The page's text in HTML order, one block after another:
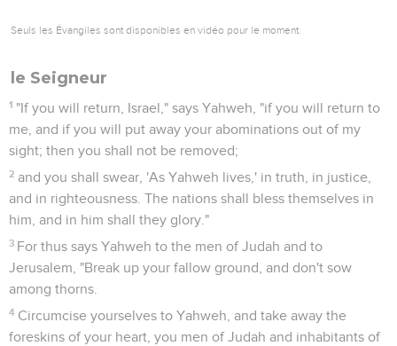
Seuls les Évangiles sont disponibles en vidéo pour le moment.
le Seigneur
1 "If you will return, Israel," says Yahweh, "if you will return to
me, and if you will put away your abominations out of my
sight; then you shall not be removed;
2 and you shall swear, 'As Yahweh lives,' in truth, in justice,
and in righteousness. The nations shall bless themselves in
him, and in him shall they glory."
3 For thus says Yahweh to the men of Judah and to
Jerusalem, "Break up your fallow ground, and don't sow
among thorns.
4 Circumcise yourselves to Yahweh, and take away the
foreskins of your heart, you men of Judah and inhabitants of